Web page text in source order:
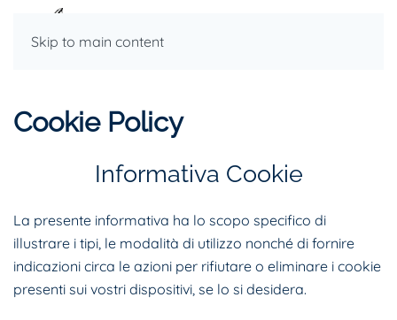
Skip to main content
Cookie Policy
Informativa Cookie
La presente informativa ha lo scopo specifico di
illustrare i tipi, le modalità di utilizzo nonché di fornire
indicazioni circa le azioni per rifiutare o eliminare i cookie
presenti sui vostri dispositivi, se lo si desidera.